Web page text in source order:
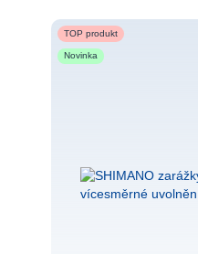
TOP produkt
Novinka